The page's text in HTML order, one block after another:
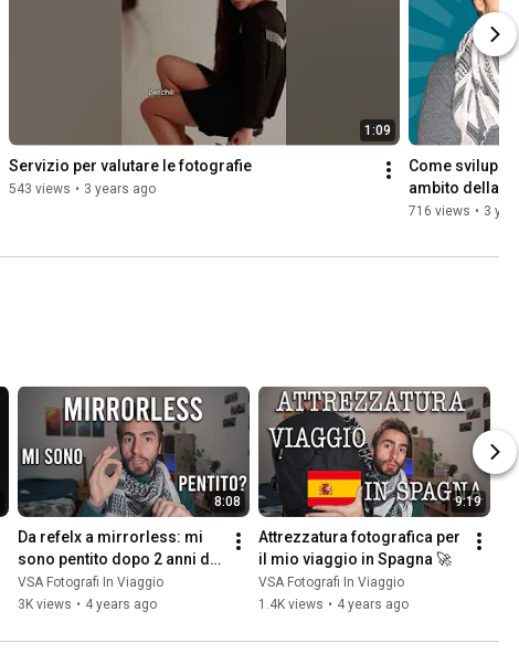
1:09
Servizio per valutare le fotografie
543 views • 3 years ago
Come
ambito della
716 views • 3
8:08
Da refelx a mirrorless: mi
sono pentito dopo 2 anni di
utilizzo?
VSA Fotografi In Viaggio
3K views • 4 years ago
9:19
Attrezzatura fotografica per
il mio viaggio in Spagna 🚀
VSA Fotografi In Viaggio
1.4K views • 4 years ago